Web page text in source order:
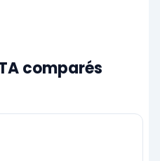
comparés